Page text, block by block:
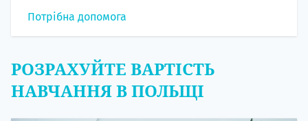
Потрібна допомога
РОЗРАХУЙТЕ ВАРТІСТЬ
НАВЧАННЯ В ПОЛЬЩІ